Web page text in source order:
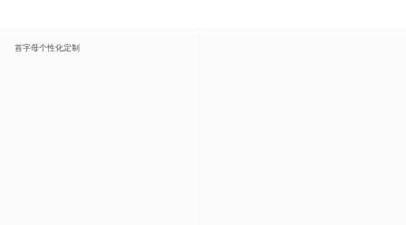
首字母个性化定制